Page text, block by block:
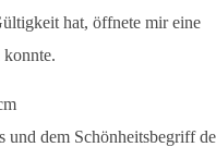
hat, öffnete mir eine
und dem Schönheitsbegriff